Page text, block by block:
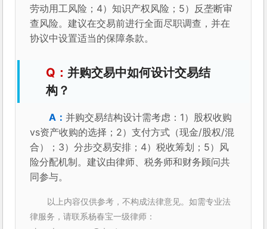
劳动用工风险；4）知识产权风险；5）反垄断审
查风险。建议在交易前进行全面尽职调查，并在
协议中设置适当的保障条款。
并购交易中如何设计交易结
构？
并购交易结构设计需考虑：1）股权收购
vs资产收购的选择；2）支付方式（现金/股权/混
合）；3）分步交易安排；4）税收筹划；5）风
险分配机制。建议由律师、税务师和财务顾问共
同参与。
以上内容仅供参考，不构成法律意见。如需专业法
律服务，请联系杨春宝一级律师：